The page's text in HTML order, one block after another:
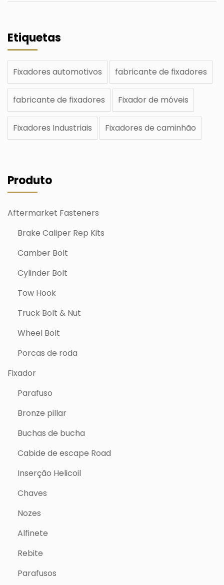
Etiquetas
Fixadores automotivos fabricante de fixadores
fabricante de fixadores Fixador de móveis
Fixadores Industriais Fixadores de caminhão
Produto
Aftermarket Fasteners
Brake Caliper Rep Kits
Camber Bolt
Cylinder Bolt
Tow Hook
Truck Bolt & Nut
Wheel Bolt
Porcas de roda
Fixador
Parafuso
Bronze pillar
Buchas de bucha
Cabide de escape Road
Inserção Helicoil
Chaves
Nozes
Alfinete
Rebite
Parafusos